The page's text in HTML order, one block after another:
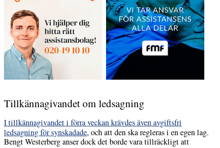
Tillkännagivandet om ledsagning
I tillkännagivandet i förra veckan krävdes även avgiftsfri
ledsagning för synskadade, och att den ska regleras i en egen lag.
Bengt Westerberg anser dock det borde vara tillräckligt att